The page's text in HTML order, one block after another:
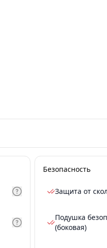
Безопасность
Защита от
Подушка
(боковая)